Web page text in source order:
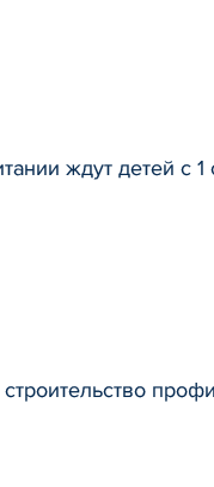
ждут детей с 1